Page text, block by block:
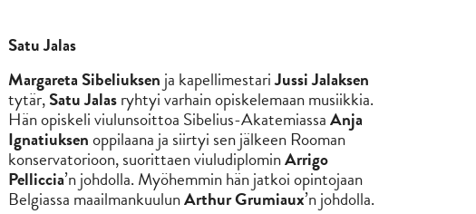
Satu Jalas
Margareta Sibeliuksen ja kapellimestariJussi Jalaksen
tytär,Satu Jalasryhtyi varhain opiskelemaan musiikkia.
Hän opiskeli viulunsoittoa Sibelius-AkatemiassaAnja
Ignatiuksenoppilaana ja siirtyi sen jälkeen Rooman
konservatorioon, suorittaen viuludiplominArrigo
Pelliccia’n johdolla. Myöhemmin hän jatkoi opintojaan
Belgiassa maailmankuulunArthur Grumiaux’n johdolla.